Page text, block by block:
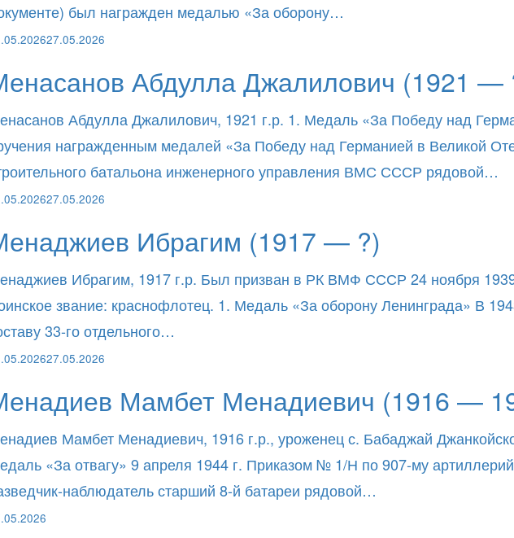
был награжден медалью «За оборону…
27.05.2026
Абдулла Джалилович (1921 —
Абдулла Джалилович, 1921 г.р. 1. Медаль «За Победу над
награжденным медалей «За Победу над Германией в Великой
батальона инженерного управления ВМС СССР рядовой…
27.05.2026
Ибрагим (1917 — ?)
Ибрагим, 1917 г.р. Был призван в РК ВМФ СССР 24 ноября
звание: краснофлотец. 1. Медаль «За оборону Ленинграда» В
33-го отдельного…
27.05.2026
Мамбет Менадиевич (1916 —
Мамбет Менадиевич, 1916 г.р., уроженец с. Бабаджай
«За отвагу» 9 апреля 1944 г. Приказом № 1/Н по 907-му
наблюдатель старший 8-й батареи рядовой…